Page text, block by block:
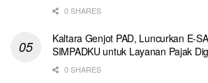
0 SHARES
Kaltara Genjot PAD, Luncurkan E-
SIMPADKU untuk Layanan Pajak
0 SHARES